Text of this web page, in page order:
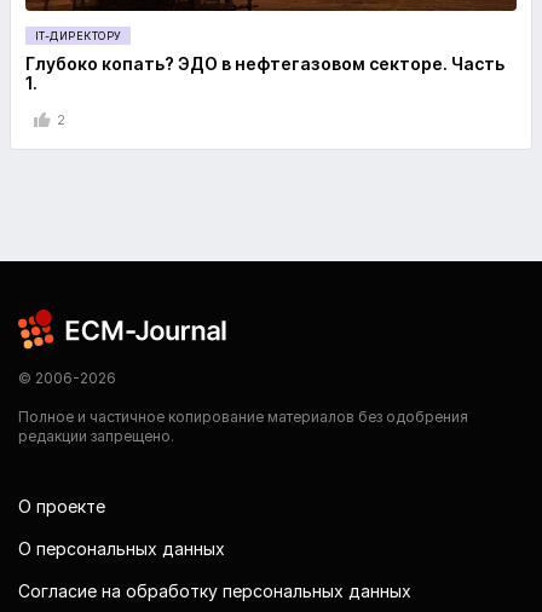
IT-ДИРЕКТОРУ
Глубоко копать? ЭДО в нефтегазовом секторе. Часть
1.
2
© 2006-2026
Полное и частичное копирование материалов без одобрения
редакции запрещено.
О проекте
О персональных данных
Согласие на обработку персональных данных